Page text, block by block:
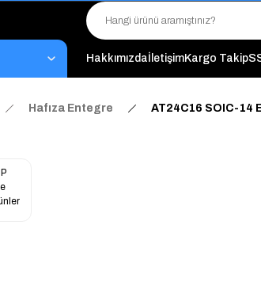
"Toptan
HakkımızdaİletişimKargo Takip
Hafıza Entegre AT24C16 SOIC-14